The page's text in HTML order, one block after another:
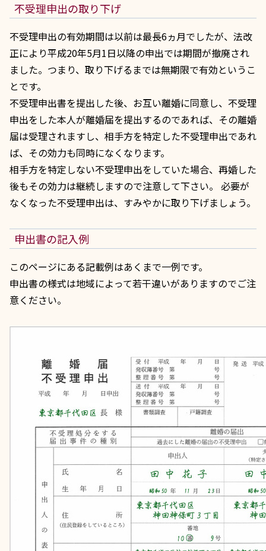
不受理申出の取り下げ
不受理申出の有効期間は以前は最長6ヵ月でしたが、法改
正により平成20年5月1日以降の申出では期間が撤廃され
ました。つまり、取り下げるまでは無期限で有効というこ
とです。
不受理申出書を提出した後、お互い離婚に同意し、不受理
申出をした本人が離婚届を提出するのであれば、その離婚
届は受理されますし、相手方を特定した不受理申出であれ
ば、その効力も同時になくなります。
相手方を特定しない不受理申出をしていた場合、再婚した
後もその効力は継続しますので注意して下さい。 必要が
なくなった不受理申出は、すみやかに取り下げましょう。
申出書の記入例
このページにある記載例はあくまで一例です。
申出書の様式は地域によって若干違いがありますのでご注
意ください。